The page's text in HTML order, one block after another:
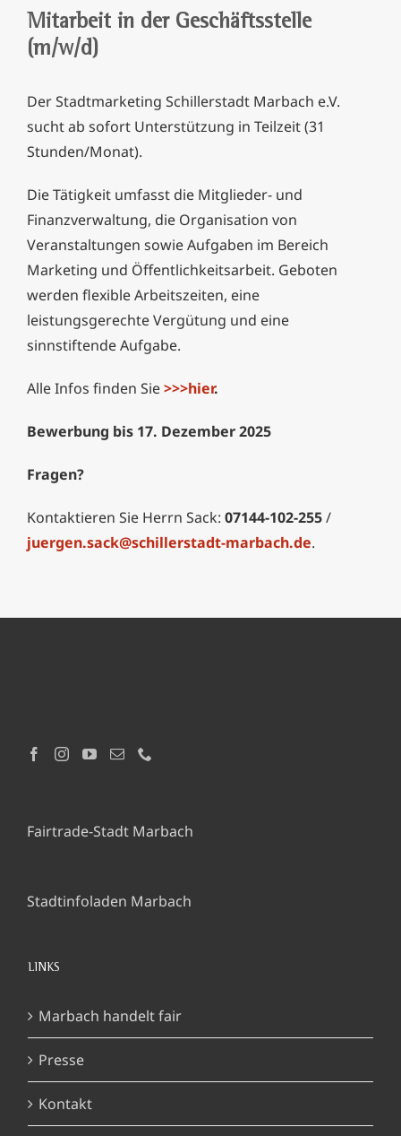
Mitarbeit in der Geschäftsstelle
(m/w/d)
Der Stadtmarketing Schillerstadt Marbach e.V. ​
sucht ab sofort Unterstützung in Teilzeit (31
Stunden/Monat). ​
Die Tätigkeit umfasst die Mitglieder- und
Finanzverwaltung, die Organisation von
Veranstaltungen sowie Aufgaben im Bereich
Marketing und Öffentlichkeitsarbeit. Geboten
werden flexible Arbeitszeiten, eine
leistungsgerechte Vergütung und eine
sinnstiftende Aufgabe.
Alle Infos finden Sie>>>hier. ​
Bewerbung bis 17. Dezember 2025
Fragen?
Kontaktieren Sie Herrn Sack: 07144-102-255/
juergen.sack@schillerstadt-marbach.de. ​
Fairtrade-Stadt Marbach
Stadtinfoladen Marbach
LINKS
Marbach handelt fair
Presse
Kontakt